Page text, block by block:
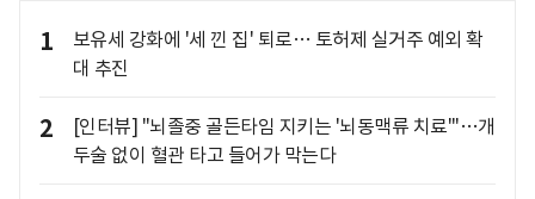
1
보유세 강화에 '세 낀 집' 퇴로… 토허제 실거주 예외 확
대 추진
2
[인터뷰] "뇌졸중 골든타임 지키는 '뇌동맥류 치료'"…개
두술 없이 혈관 타고 들어가 막는다